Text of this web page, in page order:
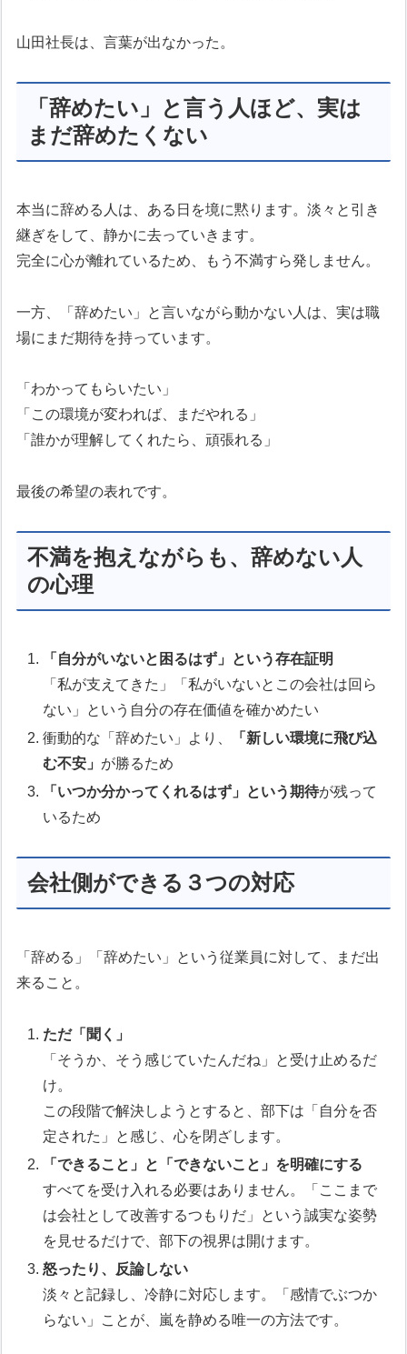
山田社長は、言葉が出なかった。
「辞めたい」と言う人ほど、実は
まだ辞めたくない
本当に辞める人は、ある日を境に黙ります。淡々と引き
継ぎをして、静かに去っていきます。
完全に心が離れているため、もう不満すら発しません。
一方、「辞めたい」と言いながら動かない人は、実は職
場にまだ期待を持っています。
「わかってもらいたい」
「この環境が変われば、まだやれる」
「誰かが理解してくれたら、頑張れる」
最後の希望の表れです。
不満を抱えながらも、辞めない人
の心理
「自分がいないと困るはず」という存在証明
「私が支えてきた」「私がいないとこの会社は回ら
ない」という自分の存在価値を確かめたい
衝動的な「辞めたい」より、
「新しい環境に飛び込
む不安」 が勝るため
「いつか分かってくれるはず」という期待が残って
いるため
会社側ができる３つの対応
「辞める」「辞めたい」という従業員に対して、まだ出
来ること。
ただ「聞く」
「そうか、そう感じていたんだね」と受け止めるだ
け。
この段階で解決しようとすると、部下は「自分を否
定された」と感じ、心を閉ざします。
「できること」と「できないこと」を明確にする
すべてを受け入れる必要はありません。「ここまで
は会社として改善するつもりだ」という誠実な姿勢
を見せるだけで、部下の視界は開けます。
怒ったり、反論しない
淡々と記録し、冷静に対応します。「感情でぶつか
らない」ことが、嵐を静める唯一の方法です。